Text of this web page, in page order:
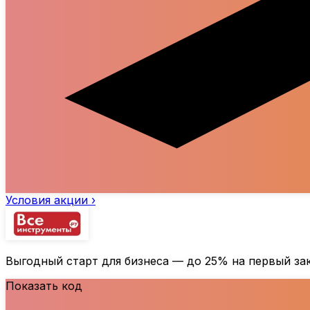
Условия акции ›
Выгодный старт для бизнеса — до 25% на первый
Показать код